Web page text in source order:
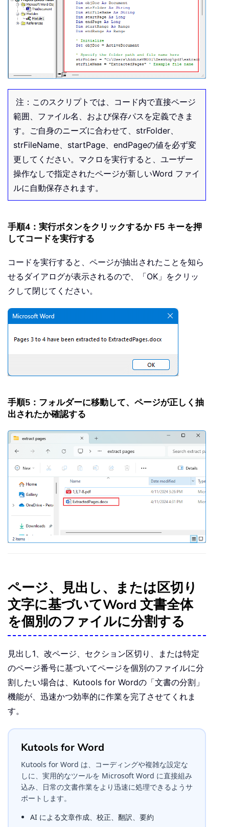
' Find the range of the specified
With objDoc
' Go to the start of the
. GoTo(What:=
Set startRange = Selection
.GoTo( What :=wdGoToPage,
        Selection
MoveLeft Unit
Set endRange = Selection
' Define the range from start
Set startRange = .Range
End With
' Copy the defined range
    startRange
' Open a new document to paste
Set objNewDoc = Documents.Add
    objNewDoc
' Save the new document
    objNewDoc
.Close False
Set startRange = Nothing
Set endRange
    MsgBox
"Pages " & startPage &
End
Sub
注：このスクリプトでは、コード内で直接ページ
範囲、ファイル名、および保存パスを定義できま
す。ご自身のニーズに合わせて、 strFolder、
strFileName、 startPage、 endPageの値を必ず変
更してください。マクロを実行すると、ユーザー
操作なしで指定されたページが新しいWord ファイ
ルに自動保存されます。
手順4：実行ボタンをクリックするか F5 キーを押
してコードを実行する
コードを実行すると、ページが抽出されたことを知ら
せるダイアログが表示されるので、「OK」をクリッ
クして閉じてください。
手順5：フォルダーに移動して、ページが正しく抽
出されたか確認する
ページ、見出し、または区切り
文字に基づいてWord 文書全体
を個別のファイルに分割する
見出し1、改ページ、セクション区切り、または特定
のページ番号に基づいてページを個別のファイルに分
割したい場合は、 Kutools for Wordの「文書の分割」
機能が、迅速かつ効率的に作業を完了させてくれま
す。
Kutools for Word
Kutools for Word は、コーディングや複雑な設定な
しに、実用的なツールを Microsoft Word に直接組み
込み、日常の文書作業をより迅速に処理できるようサ
ポートします。
AI による文章作成、校正、翻訳、要約